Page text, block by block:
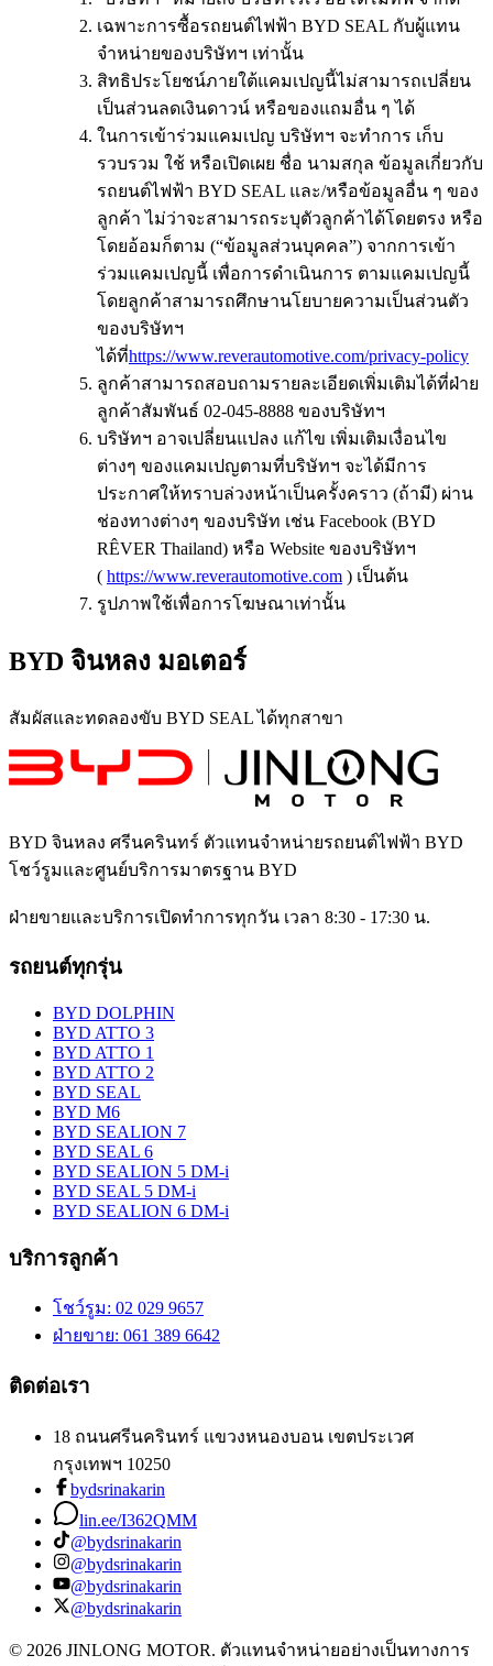
เฉพาะการซื้อรถยนต์ไฟฟ้า BYD SEAL กับผู้แทน
จำหน่ายของบริษัทฯ เท่านั้น
สิทธิประโยชน์ภายใต้แคมเปญนี้ไม่สามารถเปลี่ยน
เป็นส่วนลดเงินดาวน์ หรือของแถมอื่น ๆ ได้
ในการเข้าร่วมแคมเปญ บริษัทฯ จะทำการ เก็บ
รวบรวม ใช้ หรือเปิดเผย ชื่อ นามสกุล ข้อมูลเกี่ยวกับ
รถยนต์ไฟฟ้า BYD SEAL และ/หรือข้อมูลอื่น ๆ ของ
ลูกค้า ไม่ว่าจะสามารถระบุตัวลูกค้าได้โดยตรง หรือ
โดยอ้อมก็ตาม (“ข้อมูลส่วนบุคคล”) จากการเข้า
ร่วมแคมเปญนี้ เพื่อการดำเนินการ ตามแคมเปญนี้
โดยลูกค้าสามารถศึกษานโยบายความเป็นส่วนตัว
ของบริษัทฯ
ได้ที่https://www.reverautomotive.com/privacy-policy
ลูกค้าสามารถสอบถามรายละเอียดเพิ่มเติมได้ที่ฝ่าย
ลูกค้าสัมพันธ์ 02-045-8888 ของบริษัทฯ
บริษัทฯ อาจเปลี่ยนแปลง แก้ไข เพิ่มเติมเงื่อนไข
ต่างๆ ของแคมเปญตามที่บริษัทฯ จะได้มีการ
ประกาศให้ทราบล่วงหน้าเป็นครั้งคราว (ถ้ามี) ผ่าน
ช่องทางต่างๆ ของบริษัท เช่น Facebook (BYD
RÊVER Thailand) หรือ Website ของบริษัทฯ
( https://www.reverautomotive.com ) เป็นต้น
รูปภาพใช้เพื่อการโฆษณาเท่านั้น
BYD จินหลง มอเตอร์
สัมผัสและทดลองขับ BYD SEAL ได้ทุกสาขา
BYD จินหลง ศรีนครินทร์ ตัวแทนจำหน่ายรถยนต์ไฟฟ้า BYD
โชว์รูมและศูนย์บริการมาตรฐาน BYD
ฝ่ายขายและบริการเปิดทำการทุกวัน เวลา 8:30 - 17:30 น.
รถยนต์ทุกรุ่น
BYD DOLPHIN
BYD ATTO 3
BYD ATTO 1
BYD ATTO 2
BYD SEAL
BYD M6
BYD SEALION 7
BYD SEAL 6
BYD SEALION 5 DM-i
BYD SEAL 5 DM-i
BYD SEALION 6 DM-i
บริการลูกค้า
โชว์รูม: 02 029 9657
ฝ่ายขาย: 061 389 6642
ติดต่อเรา
18 ถนนศรีนครินทร์ แขวงหนองบอน เขตประเวศ
กรุงเทพฯ 10250
bydsrinakarin
lin.ee/I362QMM
@bydsrinakarin
@bydsrinakarin
@bydsrinakarin
@bydsrinakarin
© 2026 JINLONG MOTOR. ตัวแทนจำหน่ายอย่างเป็นทางการ